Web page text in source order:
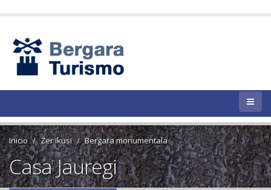
Inicio Zer ikusi Bergara monumentala
Casa Jauregi